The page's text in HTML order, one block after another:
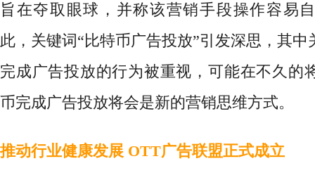
旨在夺取眼球，并称该营销手段操作容易
此，关键词“比特币广告投放”引发深思，其中
完成广告投放的行为被重视，可能在不久的
币完成广告投放将会是新的营销思维方式。
推动行业健康发展 OTT广告联盟正式成立